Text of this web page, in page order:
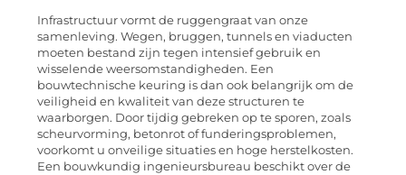
Infrastructuur vormt de ruggengraat van onze
samenleving. Wegen, bruggen, tunnels en viaducten
moeten bestand zijn tegen intensief gebruik en
wisselende weersomstandigheden. Een
bouwtechnische keuring is dan ook belangrijk om de
veiligheid en kwaliteit van deze structuren te
waarborgen. Door tijdig gebreken op te sporen, zoals
scheurvorming, betonrot of funderingsproblemen,
voorkomt u onveilige situaties en hoge herstelkosten.
Een bouwkundig ingenieursbureau beschikt over de